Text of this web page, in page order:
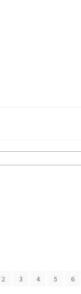
2 3 4 5 6